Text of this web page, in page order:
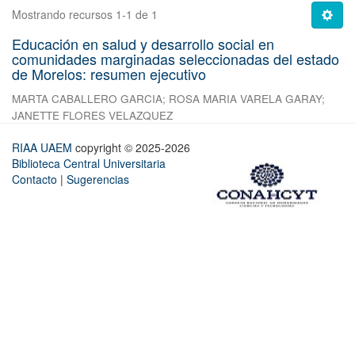
Mostrando recursos 1-1 de 1
Educación en salud y desarrollo social en
comunidades marginadas seleccionadas del estado
de Morelos: resumen ejecutivo
MARTA CABALLERO GARCIA; ROSA MARIA VARELA GARAY;
JANETTE FLORES VELAZQUEZ
RIAA UAEM copyright © 2025-2026
Biblioteca Central Universitaria
Contacto | Sugerencias